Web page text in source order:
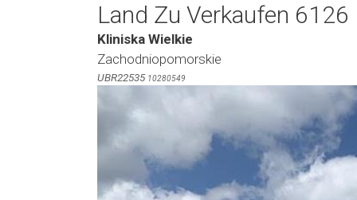
Land Zu Verkaufen 6126
Kliniska Wielkie
Zachodniopomorskie
UBR22535 10280549